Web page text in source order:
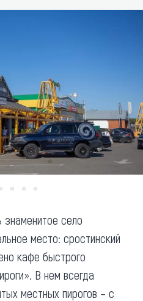
село
место: сростинский
кафе быстрого
В нем всегда
местных пирогов – с